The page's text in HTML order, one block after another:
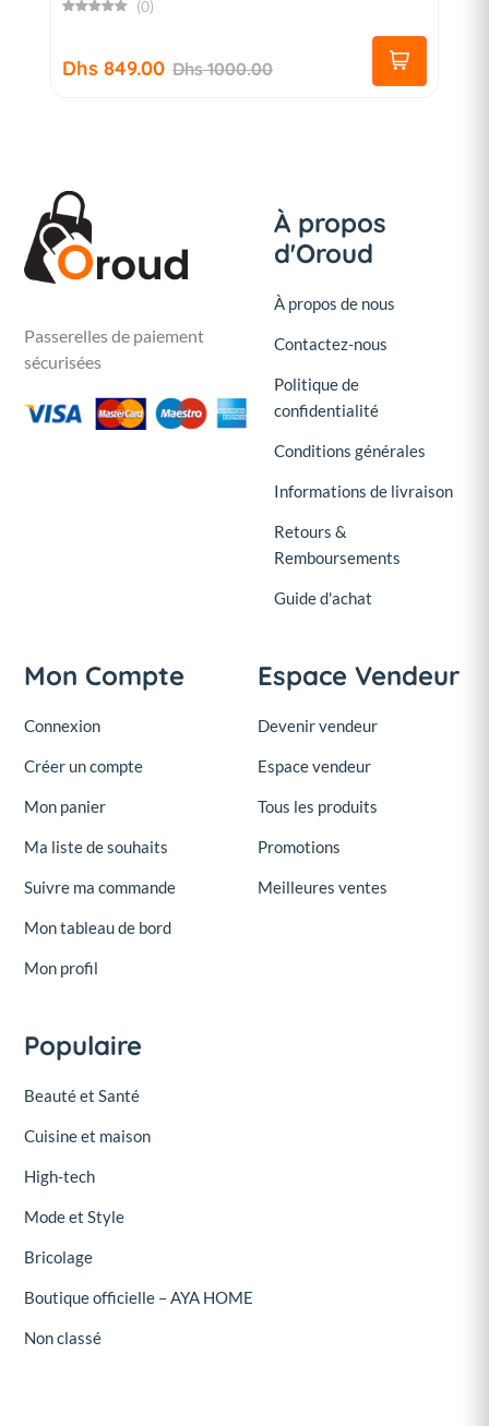
(0)
Dhs 849.00 Dhs 1000.00
Passerelles de paiement
sécurisées
À propos
d'Oroud
À propos de nous
Contactez-nous
Politique de
confidentialité
Conditions générales
Informations de livraison
Retours &
Remboursements
Guide d'achat
Mon Compte
Connexion
Créer un compte
Mon panier
Ma liste de souhaits
Suivre ma commande
Mon tableau de bord
Mon profil
Espace Vendeur
Devenir vendeur
Espace vendeur
Tous les produits
Promotions
Meilleures ventes
Populaire
Beauté et Santé
Cuisine et maison
High-tech
Mode et Style
Bricolage
Boutique officielle – AYA HOME
Non classé